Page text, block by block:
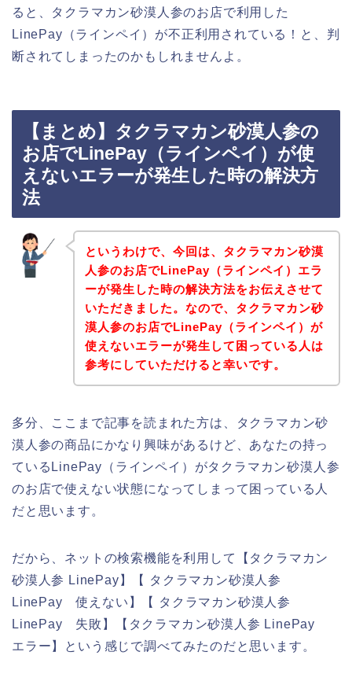
ると、タクラマカン砂漠人参のお店で利用した
LinePay（ラインペイ）が不正利用されている！と、判
断されてしまったのかもしれませんよ。
【まとめ】タクラマカン砂漠人参の
お店でLinePay（ラインペイ）が使
えないエラーが発生した時の解決方
法
というわけで、今回は、タクラマカン砂漠
人参のお店でLinePay（ラインペイ）エラ
ーが発生した時の解決方法をお伝えさせて
いただきました。なので、タクラマカン砂
漠人参のお店でLinePay（ラインペイ）が
使えないエラーが発生して困っている人は
参考にしていただけると幸いです。
多分、ここまで記事を読まれた方は、タクラマカン砂
漠人参の商品にかなり興味があるけど、あなたの持っ
ているLinePay（ラインペイ）がタクラマカン砂漠人参
のお店で使えない状態になってしまって困っている人
だと思います。
だから、ネットの検索機能を利用して【タクラマカン
砂漠人参 LinePay】【 タクラマカン砂漠人参
LinePay 使えない】【 タクラマカン砂漠人参
LinePay 失敗】【タクラマカン砂漠人参 LinePay
エラー】という感じで調べてみたのだと思います。